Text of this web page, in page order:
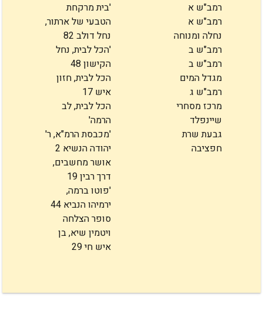
רמב"ש א
רמב"ש א
נחלה ומנוחה
רמב"ש ב
רמב"ש ב
מגדל המים
רמב"ש ג
מרכז מסחרי
שיינפלד
גבעת שרת
חפציבה
'בית מרקחת
הטבעי של ארתור,
נחל דולב 82
'הכל לבית, נחל
הקישון 48
הכל לבית, חזון
איש 17
הכל לבית, לב
הרמה'
'מכבסת הרמ"א, ר'
יהודה הנשיא 2
אושר מחשבים,
דרך רבין 19
'פוטו ברמה,
ירמיהו הנביא 44
סופר הצלחה
ויטמין שיא, בן
איש חי 29